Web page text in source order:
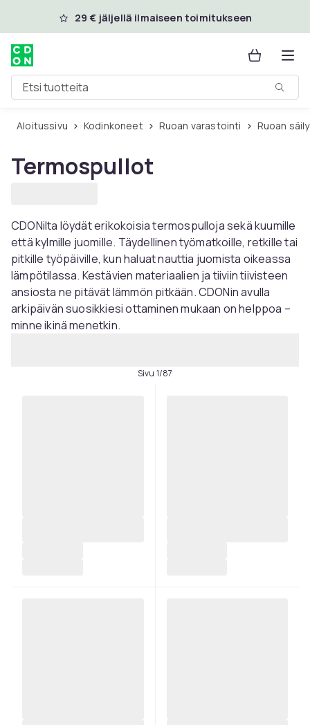
Ohita ja siirry pääsisältöön
29 € jäljellä ilmaiseen toimitukseen
Etsi tuotteita
Aloitussivu Kodinkoneet Ruoan varastointi Ruoan
Termospullot
CDONilta löydät erikokoisia termospulloja sekä kuumille
että kylmille juomille. Täydellinen työmatkoille, retkille tai
pitkille työpäiville, kun haluat nauttia juomista oikeassa
lämpötilassa. Kestävien materiaalien ja tiiviin tiivisteen
ansiosta ne pitävät lämmön pitkään. CDONin avulla
arkipäivän suosikkiesi ottaminen mukaan on helppoa –
minne ikinä menetkin.
Sivu 1/87